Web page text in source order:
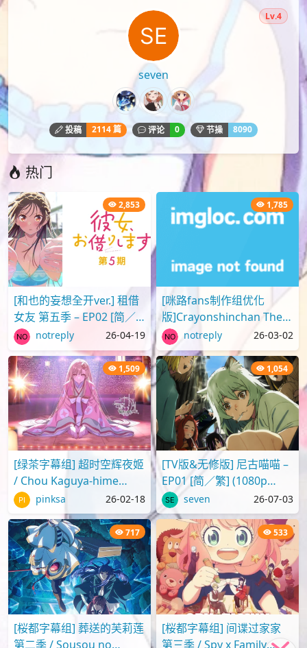
seven
Lv.4
投稿 2114 篇 评论 0 节操 8090
热门
2,853
[和也的妄想全开ver.] 租借
女友 第五季 – EP02 [简／
繁] (1080p H.264 AAC
SRTx2) {出租女友 | 彼..
notreply 26-04-19
1,785
[咪路fans制作组优化
版]Crayonshinchan The
Movie 2025 蜡笔小新剧场
版2025 超华丽！灼热的春
日部舞者们[..
notreply 26-03-02
1,509
[绿茶字幕组] 超时空辉夜姬
/ Chou Kaguya-hime
[Movie][WebRip][1080p]
[简繁日内封]
pinksa 26-02-18
1,054
[TV版&无修版] 尼古喵喵 –
EP01 [简／繁] (1080p
H.264 AAC SRTx2) {Yani
Neko | ヤニねこ | C..
seven 26-07-03
717
[桜都字幕组] 葬送的芙莉莲
第二季 / Sousou no
533
[桜都字幕组] 间谍过家家
第三季 / Spy x Family